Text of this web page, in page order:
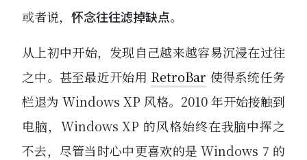
或者说， 怀念往往滤掉缺点。
从上初中开始，发现自己越来越容易沉浸在过往
之中。甚至最近开始用 RetroBar 使得系统任务
栏退为 Windows XP 风格。2010 年开始接触到
电脑，Windows XP 的风格始终在我脑中挥之
不去，尽管当时心中更喜欢的是 Windows 7 的